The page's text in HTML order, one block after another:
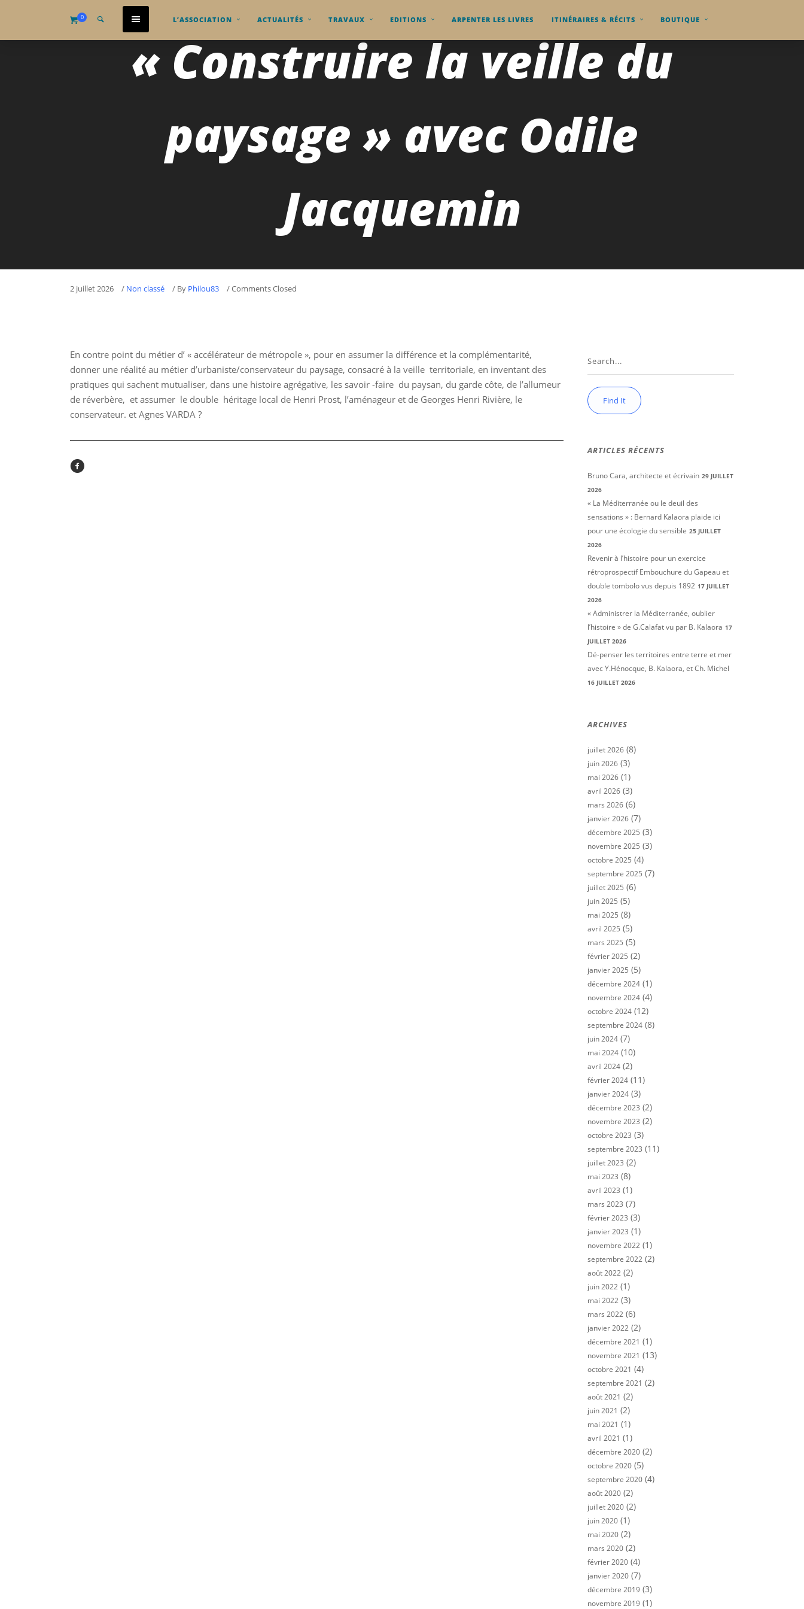
0 L’ASSOCIATION ACTUALITÉS TRAVAUX EDITIONS ARPENTER LES LIVRES ITINÉRAIRES & RÉCITS BOUTIQUE
« Construire la veille du
paysage » avec Odile
Jacquemin
2 juillet 2026 / Non classé / By Philou83 / Comments Closed
En contre point du métier d’ « accélérateur de métropole », pour en assumer la différence et la complémentarité,
donner une réalité au métier d’urbaniste/conservateur du paysage, consacré à la veille territoriale, en inventant des
pratiques qui sachent mutualiser, dans une histoire agrégative, les savoir -faire du paysan, du garde côte, de l’allumeur
de réverbère, et assumer le double héritage local de Henri Prost, l’aménageur et de Georges Henri Rivière, le
conservateur. et Agnes VARDA ?
ARTICLES RÉCENTS
Bruno Cara, architecte et écrivain 29 JUILLET
2026
« La Méditerranée ou le deuil des
sensations » : Bernard Kalaora plaide ici
pour une écologie du sensible 25 JUILLET
2026
Revenir à l’histoire pour un exercice
rétroprospectif Embouchure du Gapeau et
double tombolo vus depuis 1892 17 JUILLET
2026
« Administrer la Méditerranée, oublier
l’histoire » de G.Calafat vu par B. Kalaora 17
JUILLET 2026
Dé-penser les territoires entre terre et mer
avec Y.Hénocque, B. Kalaora, et Ch. Michel
16 JUILLET 2026
ARCHIVES
juillet 2026 (8)
juin 2026 (3)
mai 2026 (1)
avril 2026 (3)
mars 2026 (6)
janvier 2026 (7)
décembre 2025 (3)
novembre 2025 (3)
octobre 2025 (4)
septembre 2025 (7)
juillet 2025 (6)
juin 2025 (5)
mai 2025 (8)
avril 2025 (5)
mars 2025 (5)
février 2025 (2)
janvier 2025 (5)
décembre 2024 (1)
novembre 2024 (4)
octobre 2024 (12)
septembre 2024 (8)
juin 2024 (7)
mai 2024 (10)
avril 2024 (2)
février 2024 (11)
janvier 2024 (3)
décembre 2023 (2)
novembre 2023 (2)
octobre 2023 (3)
septembre 2023 (11)
juillet 2023 (2)
mai 2023 (8)
avril 2023 (1)
mars 2023 (7)
février 2023 (3)
janvier 2023 (1)
novembre 2022 (1)
septembre 2022 (2)
août 2022 (2)
juin 2022 (1)
mai 2022 (3)
mars 2022 (6)
janvier 2022 (2)
décembre 2021 (1)
novembre 2021 (13)
octobre 2021 (4)
septembre 2021 (2)
août 2021 (2)
juin 2021 (2)
mai 2021 (1)
avril 2021 (1)
décembre 2020 (2)
octobre 2020 (5)
septembre 2020 (4)
août 2020 (2)
juillet 2020 (2)
juin 2020 (1)
mai 2020 (2)
mars 2020 (2)
février 2020 (4)
janvier 2020 (7)
décembre 2019 (3)
novembre 2019 (1)